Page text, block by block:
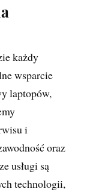
każdy
wsparcie
laptopów,
i
oraz
usługi są
technologii,